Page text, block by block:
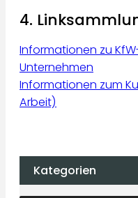
4.
Informationen zu
Unternehmen
Informationen zum
Arbeit)
Kategorien